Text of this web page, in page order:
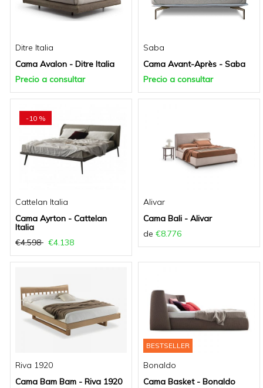
Ditre Italia
Cama Avalon - Ditre Italia
Precio a consultar
Saba
Cama Avant-Après - Saba
Precio a consultar
-10 %
Cattelan Italia
Cama Ayrton - Cattelan
Italia
€4.598
€4.138
Alivar
Cama Bali - Alivar
de €8.776
Riva 1920
Cama Bam Bam - Riva 1920
BESTSELLER
Bonaldo
Cama Basket - Bonaldo